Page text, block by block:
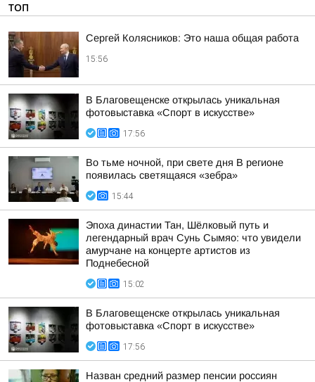
ТОП
Сергей Колясников: Это наша общая работа
15:56
В Благовещенске открылась уникальная
фотовыставка «Спорт в искусстве»
17:56
Во тьме ночной, при свете дня В регионе
появилась светящаяся «зебра»
15:44
Эпоха династии Тан, Шёлковый путь и
легендарный врач Сунь Сымяо: что увидели
амурчане на концерте артистов из
Поднебесной
15:02
В Благовещенске открылась уникальная
фотовыставка «Спорт в искусстве»
17:56
Назван средний размер пенсии россиян